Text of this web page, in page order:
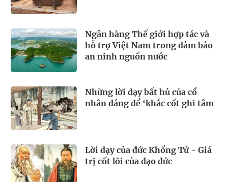
Ngân hàng Thế giới hợp tác và
hỗ trợ Việt Nam trong đảm bảo
an ninh nguồn nước
Những lời dạy bất hủ của cổ
nhân đáng để ‘khắc cốt ghi tâm
Lời dạy của đức Khổng Tử - Giá
trị cốt lõi của đạo đức